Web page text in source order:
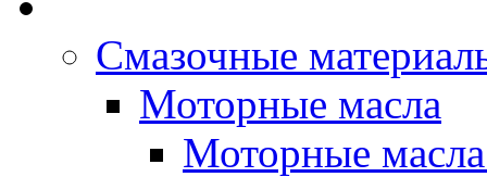
Смазочные
Моторные масла
Моторные